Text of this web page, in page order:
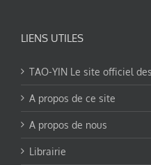
LIENS UTILES
TAO-YIN Le site officiel
A propos de ce site
A propos de nous
Librairie